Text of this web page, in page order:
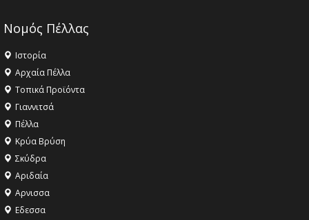
Νομός Πέλλας
Ιστορία
Αρχαία Πέλλα
Τοπικά Προϊόντα
Γιαννιτσά
Πέλλα
Κρύα Βρύση
Σκύδρα
Αριδαία
Aρνισσα
Eδεσσα